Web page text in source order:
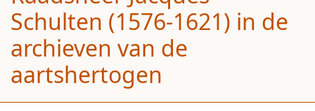
Schulten (1576-1621) in de
archieven van de
aartshertogen